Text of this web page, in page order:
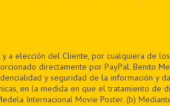
a elección del Cliente, por cualquiera de
directamente por PayPal. Benito
y seguridad de la información y
en la medida en que el tratamiento de
Internacional Movie Poster. (b)